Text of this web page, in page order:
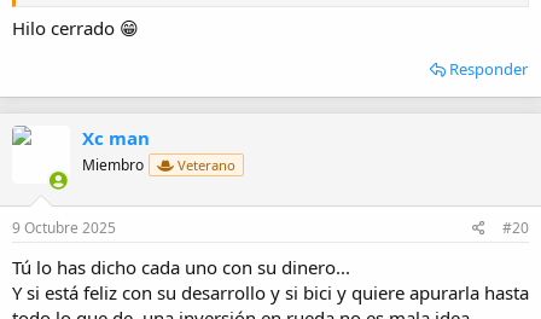
Hilo cerrado 😁
Responder
Xc man
Miembro Veterano
9 Octubre 2025 #20
Tú lo has dicho cada uno con su dinero...
Y si está feliz con su desarrollo y si bici y quiere apurarla hasta